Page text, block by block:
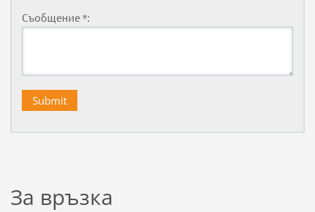
Съобщение *:
За връзка